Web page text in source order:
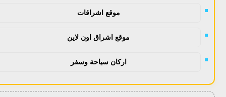
موقع اشراقات
موقع اشراق اون لاين
اركان سياحة وسفر